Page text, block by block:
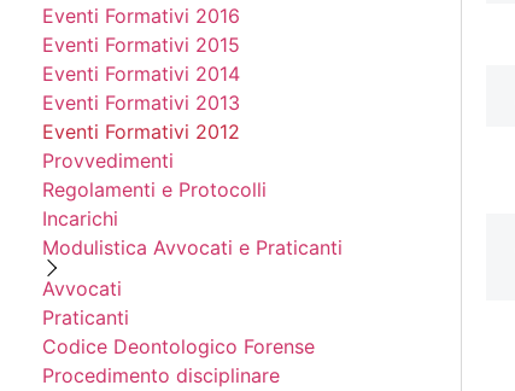
Eventi Formativi 2012
Eventi Formativi 2013
Eventi Formativi 2014
Eventi Formativi 2015
Eventi Formativi 2016
Provvedimenti
Regolamenti e Protocolli
Incarichi
Modulistica Avvocati e Praticanti
Avvocati
Praticanti
Codice Deontologico Forense
Procedimento disciplinare